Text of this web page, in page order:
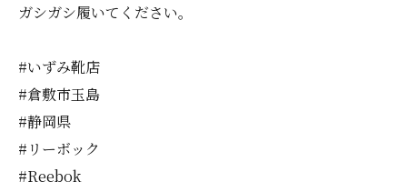
ガシガシ履いてください。
#いずみ靴店
#倉敷市玉島
#静岡県
#リーボック
#Reebok